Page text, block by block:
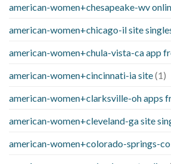
american-women+chesapeake-wv
american-women+chicago-il site
american-women+chula-vista-ca app
american-women+cincinnati-ia site(1)
american-women+clarksville-oh apps
american-women+cleveland-ga site
american-women+colorado-springs-